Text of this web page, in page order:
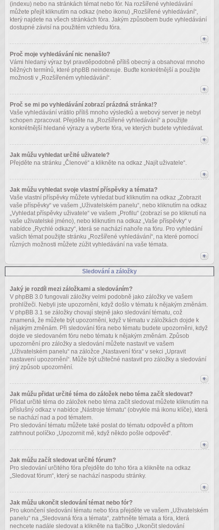
(indexu) nebo na stránkách témat nebo fór. Na rozšířené vyhledávání
můžete přejít kliknutím na odkaz (nebo ikonu) „Rozšířené vyhledávání“,
který najdete na všech stránkách fóra. Jakým způsobem bude vyhledávání
dostupné závisí na použitém vzhledu fóra.
Proč moje vyhledávání nic nenašlo?
Vámi hledaný výraz byl pravděpodobně příliš obecný a obsahoval mnoho
běžných termínů, které phpBB neindexuje. Buďte konkrétnější a použijte
možnosti v „Rozšířeném vyhledávání“.
Proč se mi po vyhledávání zobrazí prázdná stránka!?
Vaše vyhledávání vrátilo příliš mnoho výsledků a webový server je nebyl
schopen zpracovat. Přejděte na „Rozšířené vyhledávání“ a použijte
konkrétnější hledané výrazy a vyberte fóra, ve kterých budete vyhledávat.
Jak můžu vyhledat určité uživatele?
Přejděte na stránku „Členové“ a klikněte na odkaz „Najít uživatele“.
Jak můžu vyhledat svoje vlastní příspěvky a témata?
Vaše vlastní příspěvky můžete vyhledat buď kliknutím na odkaz „Zobrazit
vaše příspěvky“ ve vašem „Uživatelském panelu“, nebo kliknutím na odkaz
„Vyhledat příspěvky uživatele“ ve vašem „Profilu“ (zobrazí se po kliknutí na
vaše uživatelské jméno), nebo kliknutím na odkaz „Vaše příspěvky“ v
nabídce „Rychlé odkazy“, která se nachází nahoře na fóru. Pro vyhledání
vašich témat použijte stránku „Rozšířené vyhledávání“, na které pomocí
různých možnosti můžete zúžit vyhledávání na vaše témata.
Sledování a záložky
Jaký je rozdíl mezi záložkami a sledováním?
V phpBB 3.0 fungovali záložky velmi podobně jako záložky ve vašem
prohlížeči. Nebyli jste upozorněni, když došlo v tématu k nějakým změnám.
V phpBB 3.1 se záložky chovají stejně jako sledování tématu, což
znamená, že můžete být upozorněni, když v tématu v záložkách dojde k
nějakým změnám. Při sledování fóra nebo tématu budete upozorněni, když
dojde ve sledovaném fóru nebo tématu k nějakým změnám. Způsob
upozornění pro záložky a sledování můžete nastavit ve vašem
„Uživatelském panelu“ na záložce „Nastavení fóra“ v sekci „Upravit
nastavení upozornění“. Může být užitečné nastavit pro záložky a sledování
jiný způsob upozornění.
Jak můžu přidat určité téma do záložek nebo téma začít sledovat?
Přidat určité téma do záložek nebo téma začít sledovat můžete kliknutím na
příslušný odkaz v nabídce „Nástroje tématu“ (obvykle má ikonu klíče), která
se nachází nad a pod tématem.
Pro sledování tématu můžete také poslat do tématu odpověď a přitom
zatrhnout políčko „Upozornit mě, když někdo pošle odpověď“.
Jak můžu začít sledovat určité fórum?
Pro sledování určitého fóra přejděte do toho fóra a klikněte na odkaz
„Sledovat fórum“, který se nachází naspodu stránky.
Jak můžu ukončit sledování témat nebo fór?
Pro ukončení sledování tématu nebo fóra přejděte ve vašem „Uživatelském
panelu“ na „Sledovaná fóra a témata“, zatrhněte témata a fóra, která
nechcete nadále sledovat a klikněte na tlačítko „Ukončit sledování